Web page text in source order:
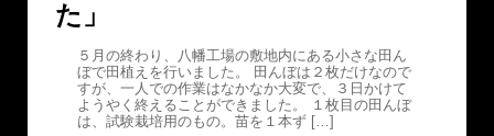
た」
５月の終わり、八幡工場の敷地内にある小さな田ん
ぼで田植えを行いました。 田んぼは２枚だけなので
すが、一人での作業はなかなか大変で、３日かけて
ようやく終えることができました。 １枚目の田んぼ
は、試験栽培用のもの。苗を１本ず […]